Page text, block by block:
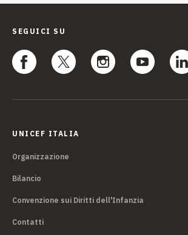
SEGUICI SU
UNICEF ITALIA
Organizzazione
Bilancio
Convenzione sui Diritti dell'Infanzia
Contatti